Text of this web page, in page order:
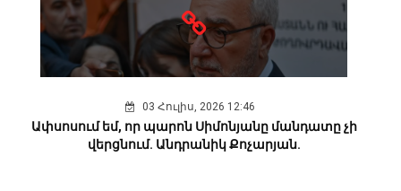
03 Հուլիս, 2026 12:46
Ափսոսում եմ, որ պարոն Սիմոնյանը մանդատը չի
վերցնում. Անդրանիկ Քոչարյան.